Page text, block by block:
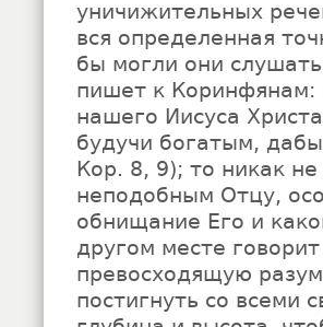
уничижительных
вся определенная
бы могли они
пишет к Коринфянам:
нашего Иисуса
будучи богатым,
Кор. 8, 9); то никак
неподобным Отцу,
обнищание Его и
другом месте
превосходящую
постигнуть со всеми